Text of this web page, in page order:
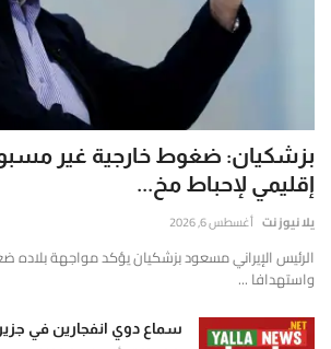
الحية.
أزمة صحية غير مسبوقة في غزة: 61% عجز أدوية السرطان و85% بالفحوصات المخبرية
الجيش الإيراني يعلن تنفيذ 14 عملية برية في السليمانية وأربيل
غزة اليوم.. ارتقاء 15 شهيداً جراء غارات إسرائيلية مكثفة
مضيق هرمز مغلق بوجه الملاحة طهران تحسم الجدل
إسرائيل تعترض على اتفاق غزة وترفض 3 بنود أساسية وضعتها إدارة ترامب
استشهاد 4 فلسطينيين بغارات إسرائيلية على دير البلح وغزة
تسريبات خطيرة: مجلس السلام يخطط للسيطرة على غزة بحصانة مطلقة واستملاك الأراضي بالمجان
بزشكيان: ضغوط خارجية غير
إقليمي لإحباط مخ...
يلا نيوز نت أغسطس 6, 2026
الرئيس الإيراني مسعود بزشكيان يؤكد مواجهة بلاده
واستهدافا ...
سماع دوي انفجارين في